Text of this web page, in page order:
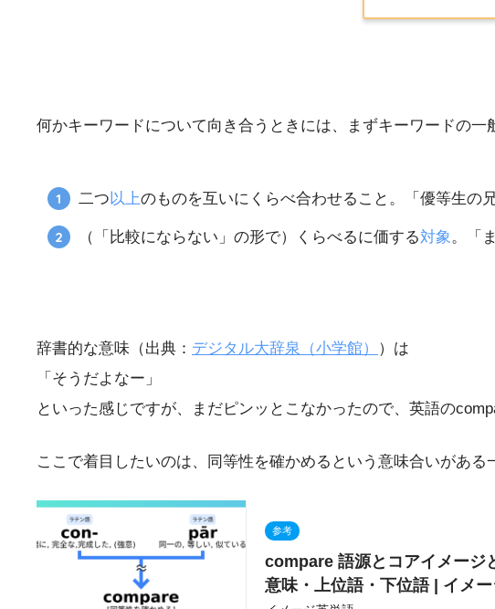
何かキーワードについて向き合うときには、まずキーワードの一
二つ以上のものを互いにくらべ合わせること。「優等生の
（「比較にならない」の形で）くらべるに価する対象。「
辞書的な意味（出典： デジタル大辞泉 （小学館）
）は
「そうだよなー」
といった感じですが、まだピンッとこなかったので、英語の
ここで着目したいのは、同等性を確かめるという意味合いがある
参考
compare 語源とコアイメージ
意味・上位語・下位語 | イメ